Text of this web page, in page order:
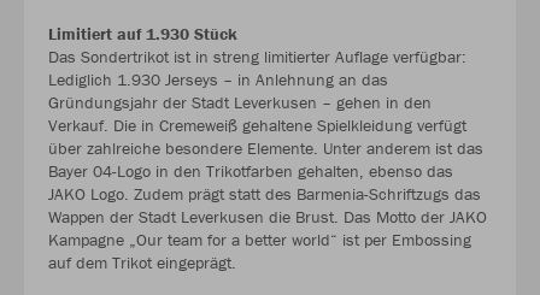
Limitiert auf 1.930 Stück
Das Sondertrikot ist in streng limitierter Auflage verfügbar:
Lediglich 1.930 Jerseys – in Anlehnung an das
Gründungsjahr der Stadt Leverkusen – gehen in den
Verkauf. Die in Cremeweiß gehaltene Spielkleidung verfügt
über zahlreiche besondere Elemente. Unter anderem ist das
Bayer 04-Logo in den Trikotfarben gehalten, ebenso das
JAKO Logo. Zudem prägt statt des Barmenia-Schriftzugs das
Wappen der Stadt Leverkusen die Brust. Das Motto der JAKO
Kampagne „Our team for a better world“ ist per Embossing
auf dem Trikot eingeprägt.